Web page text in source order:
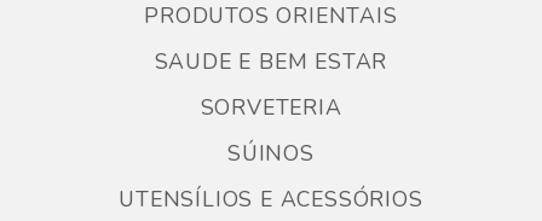
PRODUTOS ORIENTAIS
SAUDE E BEM ESTAR
SORVETERIA
SÚINOS
UTENSÍLIOS E ACESSÓRIOS